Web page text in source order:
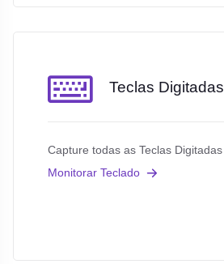
Teclas Digitadas
Capture todas as Teclas Digitadas
Monitorar Teclado